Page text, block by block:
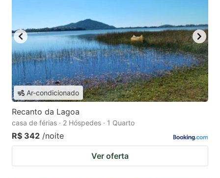
Ar-condicionado
Recanto da Lagoa
casa de férias · 2 Hóspedes · 1 Quarto
R$ 342 /noite
Ver oferta